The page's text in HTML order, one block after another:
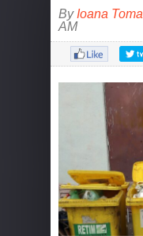
By Ioana Toma
AM